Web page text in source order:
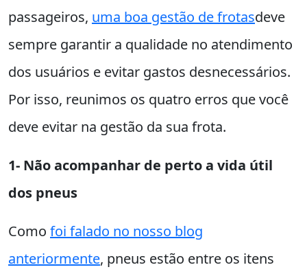
passageiros, uma boa gestão de frotasdeve
sempre garantir a qualidade no atendimento
dos usuários e evitar gastos desnecessários.
Por isso, reunimos os quatro erros que você
deve evitar na gestão da sua frota.
1- Não acompanhar de perto a vida útil
dos pneus
Como foi falado no nosso blog
anteriormente, pneus estão entre os itens